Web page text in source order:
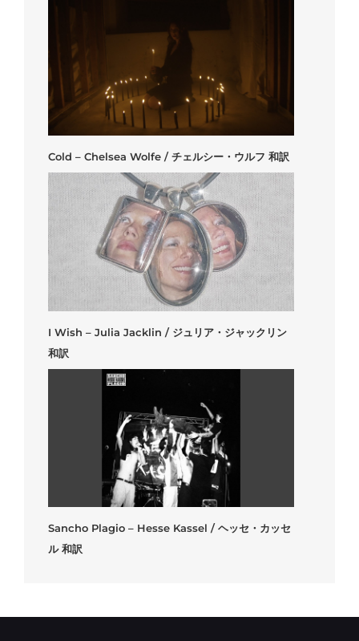
Cold – Chelsea Wolfe / チェルシー・ウルフ 和訳
I Wish – Julia Jacklin / ジュリア・ジャックリン
和訳
Sancho Plagio – Hesse Kassel / ヘッセ・カッセ
ル 和訳